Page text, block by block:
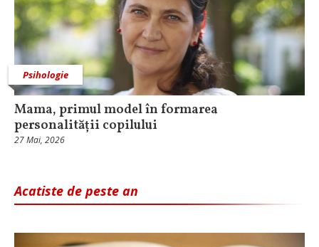
Psihologie
Mama, primul model în formarea
personalității copilului
27 Mai, 2026
Acatiste de peste an